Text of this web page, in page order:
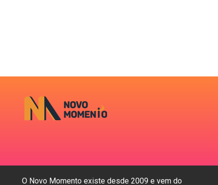
O Novo Momento existe desde 2009 e vem do